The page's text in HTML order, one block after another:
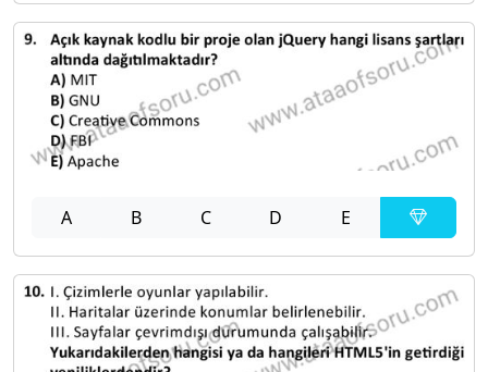
A B C D E